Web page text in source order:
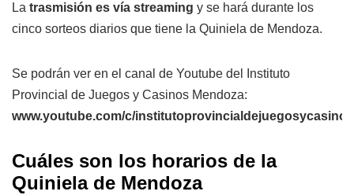
La trasmisión es vía streaming y se hará durante los
cinco sorteos diarios que tiene la Quiniela de Mendoza.
Se podrán ver en el canal de Youtube del Instituto
Provincial de Juegos y Casinos Mendoza:
www.youtube.com/c/
Cuáles son los horarios de la
Quiniela de Mendoza